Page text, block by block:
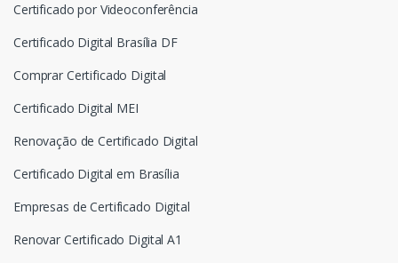
Certificado por Videoconferência
Certificado Digital Brasília DF
Comprar Certificado Digital
Certificado Digital MEI
Renovação de Certificado Digital
Certificado Digital em Brasília
Empresas de Certificado Digital
Renovar Certificado Digital A1